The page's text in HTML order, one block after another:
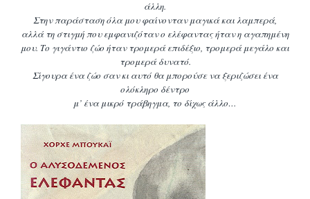
άλλη.
Στην παράσταση όλα μου φαίνονταν μαγικά και λαμπερά,
αλλά τη στιγμή πουεμφανιζόταν ο ελέφαντας ήταν η αγαπημένη
μου. Το γιγάντιο ζώο ήταν τρομερά επιδέξιο, τρομερά μεγάλο και
τρομερά δυνατό.
Σίγουρα ένα ζώο σαν κι αυτό θα μπορούσε να ξεριζώσει ένα
ολόκληρο δέντρο
μ’ ένα μικρό τράβηγμα, το δίχως άλλο…